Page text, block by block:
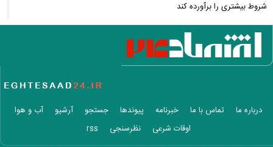
شروط بیشتری را برآورده کند
فعال‌سازی کیف پول ایران با یک کد دستوری/ انتقال وجه با شماره تلفن
همراه
فیلم/ سردار کوثری: جلسه بیت رهبری با اصرار شمخانی/ ماجرای غیبت سردار
فوری/ جزئیات جدید از مذاکرات تنگه هرمز/ انطباق با حقوق بین‌الملل و
ممنوعیت عبور ناوهای آمریکا
سردار آزمون در استقلال؟ / ماجرای تماس بختیاری‌زاده با مهاجم تیم ملی
درباره ما تماس با ما خبرنامه پیوندها جستجو آرشیو
آب و هوا
اوقات شرعی
نظرسنجی rss